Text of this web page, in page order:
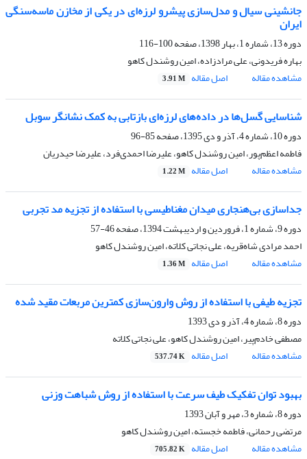
جانشینی سیال و مدل‌سازی پیشرو لرزه‌ای در یکی از مخازن ماسه‌سنگی
ایران
دوره 13، شماره 1، بهار 1398، صفحه
100-116
بهاره فریدونی، علی مرادزاده، امین روشندل کاهو
مشاهده مقاله
اصل مقاله 3.91 M
شناسایی گسل‌ها در داده‌های لرزه‌ای بازتابی به کمک نشانگر سوبل
دوره 10، شماره 4، آذر و دی 1395، صفحه
85-96
فاطمه اعظم‌پور، امین روشندل کاهو، علیرضا احمدی‌فرد، علیرضا حیدریان
مشاهده مقاله
اصل مقاله 1.22 M
جداسازی بی‌هنجاری میدان مغناطیسی با استفاده از تجزیه مد تجربی
دوره 9، شماره 1، فروردین و اردیبهشت 1394، صفحه
46-57
احمد مرادی شاه‌قریه، علی نجاتی کلاته، امین روشندل کاهو
مشاهده مقاله
اصل مقاله 1.36 M
تجزیه طیفی با استفاده از روش وارون‌سازی کمترین مربعات مقید شده
دوره 8، شماره 4، آذر و دی 1393
مصطفی خادم‌پیر، امین روشندل کاهو، علی نجاتی کلاته
مشاهده مقاله
اصل مقاله 537.74 K
بهبود توان تفکیک طیف سرعت با استفاده از روش شباهت وزنی
دوره 8، شماره 3، مهر و آبان 1393
مرتضی رحمانی، فاطمه خجسته، امین روشندل کاهو
مشاهده مقاله
اصل مقاله 705.82 K